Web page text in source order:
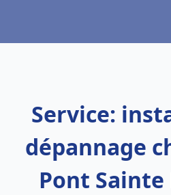
Service:
dépannage
Pont Sainte